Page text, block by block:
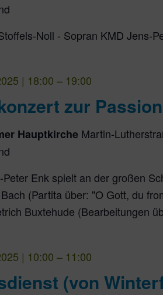
Noll - Sopran KMD Jens-
zur Passion
| 18:00 – 19:00
Hauptkirche Martin-
Peter Enk spielt an der großen
(Partita über: "O Gott, du
Buxtehude (Bearbeitungen
(von
| 10:00 – 11:00